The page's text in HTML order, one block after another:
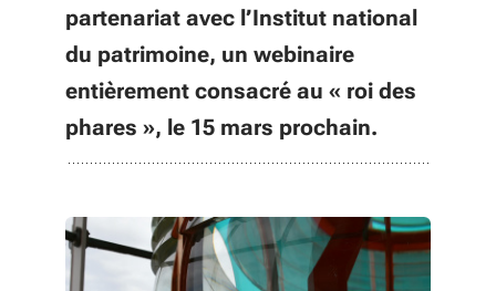
partenariat avec l’Institut national
du patrimoine, un webinaire
entièrement consacré au « roi des
phares », le 15 mars prochain.